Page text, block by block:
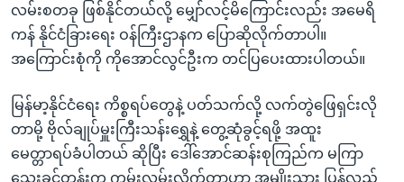
စာမျက်နှာ
ကျော်
ကြည့်
ရှာဖွေ
သုတပဒေသာ အင်္ဂလိပ်စာ
Learning English
ဗွီအိုအေ လူမှုကွန်ယက်များ
ဘာသာစကားများ
လမ်းစတခု ဖြစ်နိုင်တယ်လို့ မျှော်လင့်မိကြောင်းလည်း အမေရိ
ကန် နိုင်ငံခြားရေး ဝန်ကြီးဌာနက ပြောဆိုလိုက်တာပါ။
အကြောင်းစုံကို ကိုအောင်လွင်ဦးက တင်ပြပေးထားပါတယ်။
မြန်မာ့နိုင်ငံရေး ကိစ္စရပ်တွေနဲ့ ပတ်သက်လို့ လက်တွဲဖြေရှင်းလို
တာမို့ ဗိုလ်ချုပ်မှူးကြီးသန်းရွှေနဲ့ တွေ့ဆုံခွင့်ရဖို့ အထူး
မေတ္တာရပ်ခံပါတယ် ဆိုပြီး ဒေါ်အောင်ဆန်းစုကြည်က မကြာ
သေးခင်တုန်းက ကမ်းလှမ်းလိုက်တာဟာ အမျိုးသား ပြန်လည်